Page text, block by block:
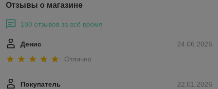
Отзывы о магазине
180 отзывов за всё время
24.06.2026
Денис
Отлично
22.01.2026
Покупатель